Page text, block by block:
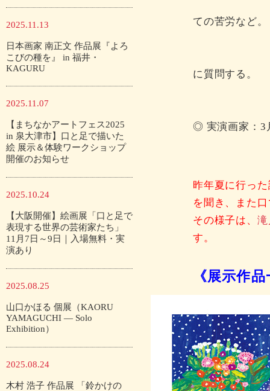
2025.11.13
日本画家 南正文 作品展『よろ
こびの種を』 in 福井・
KAGURU
2025.11.07
【まちなかアートフェス2025
in 泉大津市】口と足で描いた
絵 展示＆体験ワークショップ
開催のお知らせ
2025.10.24
【大阪開催】絵画展「口と足で
表現する世界の芸術家たち」
11月7日～9日｜入場無料・実
演あり
2025.08.25
山口かほる 個展（KAORU
YAMAGUCHI — Solo
Exhibition）
2025.08.24
木村 浩子 作品展 「鈴かけの
ての苦労など。
に質問する。
◎ 実演画家：
昨年夏に行っ
を聞き、また
その様子は、
す。
《展示作